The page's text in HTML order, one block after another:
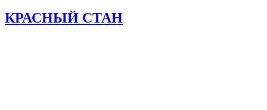
КРАСНЫЙ СТАН